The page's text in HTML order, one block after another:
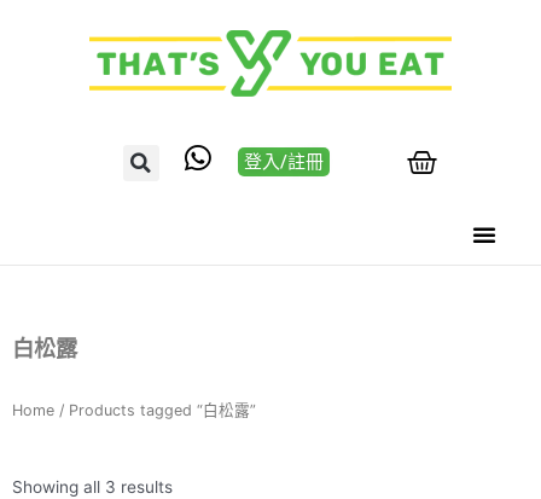
登入/註冊
白松露
Home / Products tagged “白松露”
Showing all 3 results